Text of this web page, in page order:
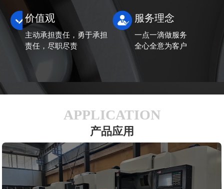
价值观
主动承担责任，勇于承担
责任，尽职尽责
服务理念
一点一滴做服务
全心全意为客户
APPLICATION
产品应用